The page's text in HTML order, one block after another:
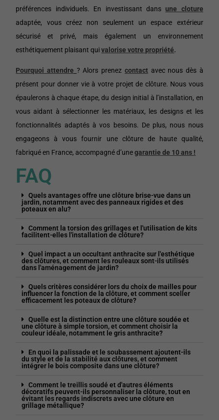
préférences individuels. En investissant dans une cloture
adaptée, vous créez non seulement un espace extérieur
sécurisé et privé, mais également un environnement
esthétiquement plaisant quivalorise votre propriété.
Pourquoi attendre ? Alors prenez contactavec nous dès à
présent pour donner vie à votre projet de clôture. Nous vous
épaulerons à chaque étape, du design initial à l’installation, en
vous aidant à sélectionner les matériaux, les designs et les
fonctionnalités adaptés à vos besoins. De plus, nous nous
engageons à vous fournir une clôture de haute qualité,
fabriqué en France, accompagné d’unegarantie de 10 ans !
FAQ
Quels avantages offre une clôture brise-vue dans un
jardin, notamment avec des panneaux rigides et des
poteaux en alu?
Comment la torsion des grillages et l'utilisation de kits
facilitent-elles l'installation de clôture?
Quel impact a un occultant anthracite sur l'esthétique
des clôtures, et comment les rouleaux sont-ils utilisés
dans l'aménagement de jardin?
Quels critères considérer lors du choix de mailles pour
influencer la fonction de la clôture, et comment sceller
efficacement les poteaux de clôture?
Quelle est la distinction entre une clôture soudée et
une clôture à simple torsion, et comment choisir la
couleur idéale, notamment le gris anthracite?
En quoi la palissade et le soubassement ajoutent-ils
du style et de la stabilité aux clôtures, et comment
intégrer le bois composite dans une clôture?
Comment le treillis soudé et d'autres éléments
décoratifs peuvent-ils personnaliser la clôture, tout en
évitant les regards indiscrets avec une clôture en
grillage métallique?